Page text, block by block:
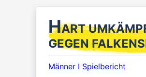
HART
GEGEN
Männer I Spielbericht